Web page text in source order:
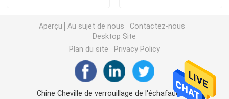
Pièces en acier d'appui vertical d'échafaudage
Lien Rod System de coffrage
Lien Rod Nut
Aperçu Au sujet de nous
Contactez-nous
Desktop Site
Plan du site
Privacy Policy
Chine Cheville de verrouillage de l'échafaudage